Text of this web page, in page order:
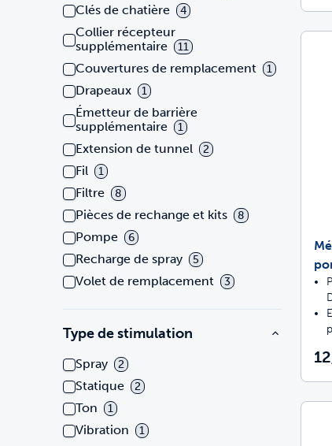
Clés de chatière 4
Collier récepteur
supplémentaire
11
Couvertures de remplacement 1
Drapeaux 1
Émetteur de barrière
supplémentaire
1
Extension de tunnel 2
Fil 1
Filtre 8
Pièces de rechange et kits 8
Pompe 6
Recharge de spray 5
Volet de remplacement 3
Type de stimulation
Spray 2
Statique 2
Ton 1
Vibration 1